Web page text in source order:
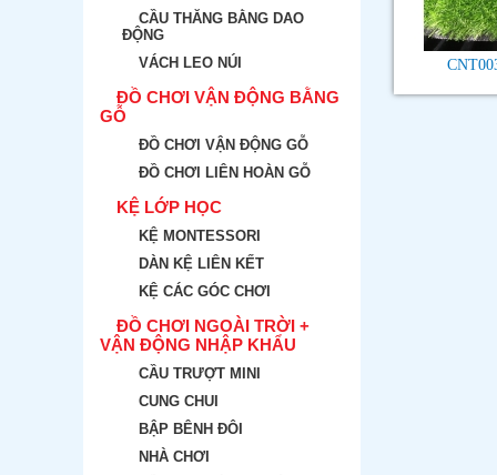
CẦU THĂNG BẰNG DAO
ĐỘNG
VÁCH LEO NÚI
ĐỒ CHƠI VẬN ĐỘNG BẰNG
GỖ
ĐỒ CHƠI VẬN ĐỘNG GỖ
ĐỒ CHƠI LIÊN HOÀN GỖ
KỆ LỚP HỌC
KỆ MONTESSORI
DÀN KỆ LIÊN KẾT
KỆ CÁC GÓC CHƠI
ĐỒ CHƠI NGOÀI TRỜI +
VẬN ĐỘNG NHẬP KHẨU
CẦU TRƯỢT MINI
CUNG CHUI
BẬP BÊNH ĐÔI
NHÀ CHƠI